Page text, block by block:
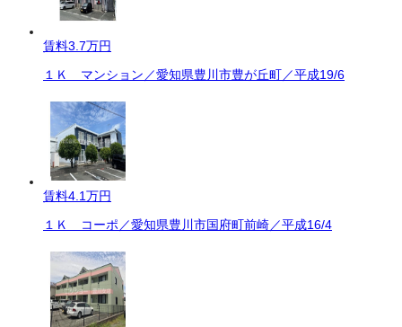
賃料3.7万円
１Ｋ マンション／愛知県豊川市豊が丘町／平成19/6
賃料4.1万円
１Ｋ コーポ／愛知県豊川市国府町前崎／平成16/4